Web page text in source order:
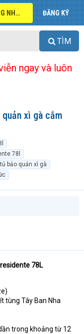
ĐĂNG NHẬP ĐĂNG KÝ
TÌM
ngay và luôn
xì gà cắm
78l
tủ bảo quản xì gà
78L
tùng Tây Ban Nha
trong khoảng từ 12